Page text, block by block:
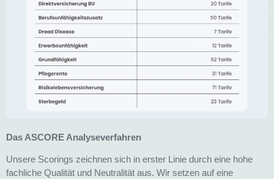
Das ASCORE Analyseverfahren
Unsere Scorings zeichnen sich in erster Linie durch eine hohe
fachliche Qualität und Neutralität aus. Wir setzen auf eine